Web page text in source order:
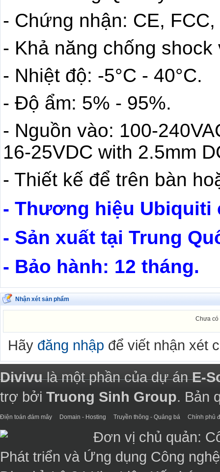
- Chứng nhận: CE, FCC,
- Khả năng chống shock
- Nhiệt độ: -5°C - 40°C.
- Độ ẩm: 5% - 95%.
- Nguồn vào: 100-
16-25VDC with 2.5mm
- Thiết kế để trên bàn
- Thương hiệu Ubiquiti
- Sản xuất tại Trung
- Bảo hành: 12 tháng.
Nhận xét sản phẩm
Chưa có
Hãy đăng nhập để viết nhận xét
Divivulà một phần của dự ánE-
trợ bởi Truong Sinh Group. Bản
Điện toán đám mây Domain - Hosting Truyền thông - Quảng bá Chính phủ
Đơn vị chủ quản:
Phát triển và Ứng dụng Công